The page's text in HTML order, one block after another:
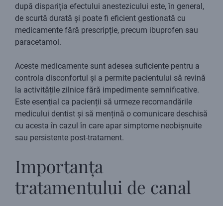
după dispariția efectului anestezicului este, în general,
de scurtă durată și poate fi eficient gestionată cu
medicamente fără prescripție, precum ibuprofen sau
paracetamol.
Aceste medicamente sunt adesea suficiente pentru a
controla disconfortul și a permite pacientului să revină
la activitățile zilnice fără impedimente semnificative.
Este esențial ca pacienții să urmeze recomandările
medicului dentist și să mențină o comunicare deschisă
cu acesta în cazul în care apar simptome neobișnuite
sau persistente post-tratament.
Importanța
tratamentului de canal